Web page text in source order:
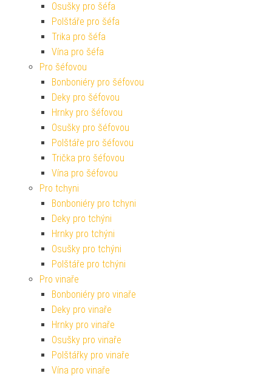
Osušky pro šéfa
Polštáře pro šéfa
Trika pro šéfa
Vína pro šéfa
Pro šéfovou
Bonboniéry pro šéfovou
Deky pro šéfovou
Hrnky pro šéfovou
Osušky pro šéfovou
Polštáře pro šéfovou
Trička pro šéfovou
Vína pro šéfovou
Pro tchyni
Bonboniéry pro tchyni
Deky pro tchýni
Hrnky pro tchýni
Osušky pro tchýni
Polštáře pro tchýni
Pro vinaře
Bonboniéry pro vinaře
Deky pro vinaře
Hrnky pro vinaře
Osušky pro vinaře
Polštářky pro vinaře
Vína pro vinaře